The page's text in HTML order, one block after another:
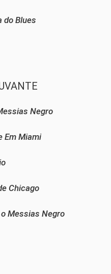
do Blues
Negro
Em Miami
Chicago
Messias Negro